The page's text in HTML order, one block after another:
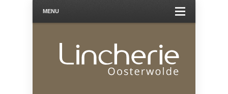
MENU